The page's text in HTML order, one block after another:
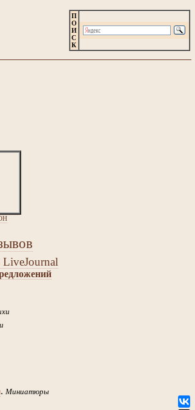
П
О
И
С
К
. Миниатюры